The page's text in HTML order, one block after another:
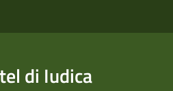
di Iudica